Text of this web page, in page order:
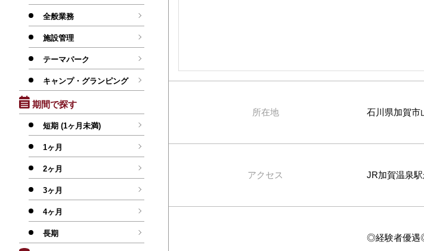
全般業務
施設管理
テーマパーク
キャンプ・グランピング
期間で探す
短期 (1ヶ月未満)
1ヶ月
2ヶ月
3ヶ月
4ヶ月
長期
所在地 石川県加賀
アクセス JR加賀温泉
◎経験者優